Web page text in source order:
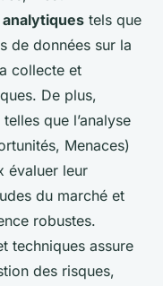
tels que
de données sur la
collecte et
De plus,
que l’analyse
Menaces)
évaluer leur
du marché et
robustes.
techniques assure
des risques,